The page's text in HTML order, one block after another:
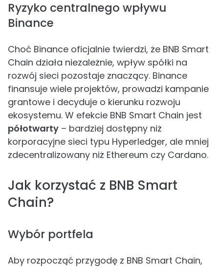
Ryzyko centralnego wpływu
Binance
Choć Binance oficjalnie twierdzi, że BNB Smart
Chain działa niezależnie, wpływ spółki na
rozwój sieci pozostaje znaczący. Binance
finansuje wiele projektów, prowadzi kampanie
grantowe i decyduje o kierunku rozwoju
ekosystemu. W efekcie BNB Smart Chain jest
półotwarty – bardziej dostępny niż
korporacyjne sieci typu Hyperledger, ale mniej
zdecentralizowany niż Ethereum czy Cardano.
Jak korzystać z BNB Smart
Chain?
Wybór portfela
Aby rozpocząć przygodę z BNB Smart Chain,